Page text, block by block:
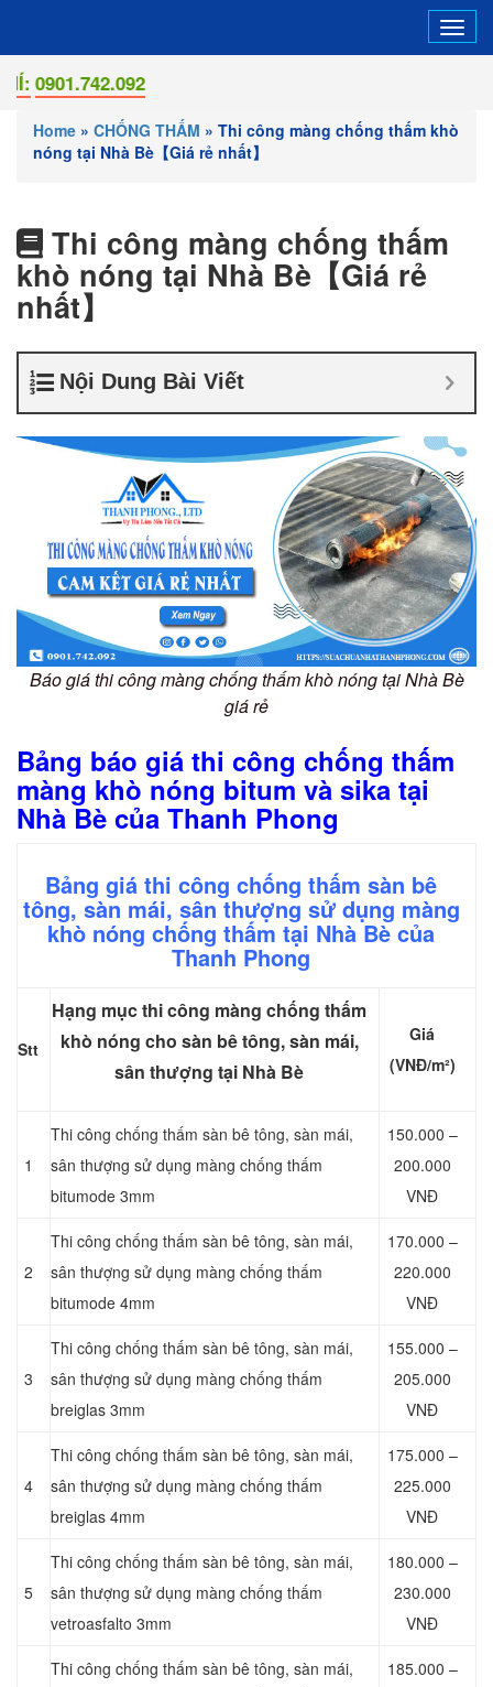
Home » CHỐNG THẤM » Thi công màng chống thấm khò
nóng tại Nhà Bè【Giá rẻ nhất】
Thi công màng chống thấm
khò nóng tại Nhà Bè【Giá rẻ
nhất】
Nội Dung Bài Viết
Báo giá thi công màng chống thấm khò nóng tại Nhà Bè
giá rẻ
Bảng báo giá thi công chống thấm
màng khò nóng bitum và sika tại
Nhà Bè của Thanh Phong
Bảng giá thi công chống thấm sàn bê
tông, sàn mái, sân thượng sử dụng màng
khò nóng chống thấm tại Nhà Bè của
Thanh Phong
Stt
Hạng mục thi công màng chống thấm
khò nóng cho sàn bê tông, sàn mái,
sân thượng tại Nhà Bè
Giá
(VNĐ/m²)
1
Thi công chống thấm sàn bê tông, sàn mái,
sân thượng sử dụng màng chống thấm
bitumode 3mm
150.000 –
200.000
VNĐ
2
Thi công chống thấm sàn bê tông, sàn mái,
sân thượng sử dụng màng chống thấm
bitumode 4mm
170.000 –
220.000
VNĐ
3
Thi công chống thấm sàn bê tông, sàn mái,
sân thượng sử dụng màng chống thấm
breiglas 3mm
155.000 –
205.000
VNĐ
4
Thi công chống thấm sàn bê tông, sàn mái,
sân thượng sử dụng màng chống thấm
breiglas 4mm
175.000 –
225.000
VNĐ
5
Thi công chống thấm sàn bê tông, sàn mái,
sân thượng sử dụng màng chống thấm
vetroasfalto 3mm
180.000 –
230.000
VNĐ
Thi công chống thấm sàn bê tông, sàn mái,
185.000 –